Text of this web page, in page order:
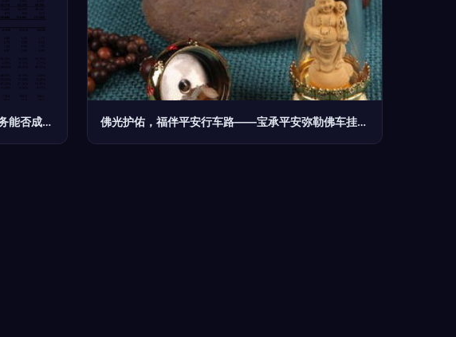
西部资源600139重组展望 金银制品销售业务能否成为增长新引擎？ 佛光护佑，福伴平安行车路——宝承平安弥勒佛车挂件推荐